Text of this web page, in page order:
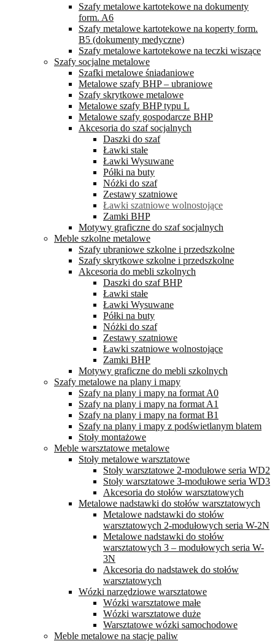
Szafy metalowe kartotekowe na dokumenty
form. A6
Szafy metalowe kartotekowe na koperty form.
B5 (dokumenty medyczne)
Szafy metalowe kartotekowe na teczki wiszące
Szafy socjalne metalowe
Szafki metalowe śniadaniowe
Metalowe szafy BHP – ubraniowe
Szafy skrytkowe metalowe
Metalowe szafy BHP typu L
Metalowe szafy gospodarcze BHP
Akcesoria do szaf socjalnych
Daszki do szaf
Ławki stałe
Ławki Wysuwane
Półki na buty
Nóżki do szaf
Zestawy szatniowe
Ławki szatniowe wolnostojące
Zamki BHP
Motywy graficzne do szaf socjalnych
Meble szkolne metalowe
Szafy ubraniowe szkolne i przedszkolne
Szafy skrytkowe szkolne i przedszkolne
Akcesoria do mebli szkolnych
Daszki do szaf BHP
Ławki stałe
Ławki Wysuwane
Półki na buty
Nóżki do szaf
Zestawy szatniowe
Ławki szatniowe wolnostojące
Zamki BHP
Motywy graficzne do mebli szkolnych
Szafy metalowe na plany i mapy
Szafy na plany i mapy na format A0
Szafy na plany i mapy na format A1
Szafy na plany i mapy na format B1
Szafy na plany i mapy z podświetlanym blatem
Stoły montażowe
Meble warsztatowe metalowe
Stoły metalowe warsztatowe
Stoły warsztatowe 2-modułowe seria WD2
Stoły warsztatowe 3-modułowe seria WD3
Akcesoria do stołów warsztatowych
Metalowe nadstawki do stołów warsztatowych
Metalowe nadstawki do stołów
warsztatowych 2-modułowych seria W-2N
Metalowe nadstawki do stołów
warsztatowych 3 – modułowych seria W-
3N
Akcesoria do nadstawek do stołów
warsztatowych
Wózki narzędziowe warsztatowe
Wózki warsztatowe małe
Wózki warsztatowe duże
Warsztatowe wózki samochodowe
Meble metalowe na stacje paliw